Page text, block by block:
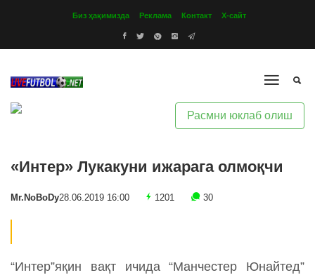
Биз ҳақимизда Реклама Контакт Х-сайт
Расмни юклаб олиш
«Интер» Лукакуни ижарага олмоқчи
Mr.NoBoDy28.06.2019 16:00 1201 30
“Интер”яқин вақт ичида “Манчестер Юнайтед”